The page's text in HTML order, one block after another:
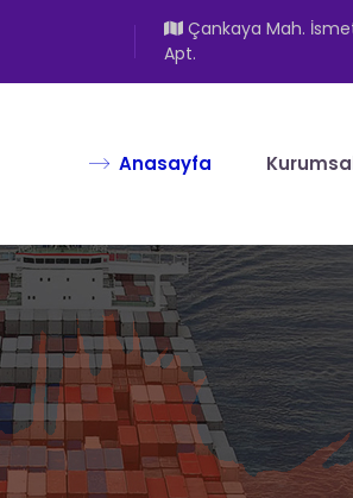
Çankaya Mah.
Apt.
Anasayfa